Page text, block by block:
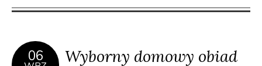
06
Wyborny domowy obiad